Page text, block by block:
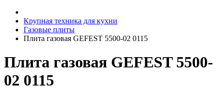
Крупная техника для кухни
Газовые плиты
Плита газовая GEFEST 5500-02 0115
Плита газовая GEFEST 5500-
02 0115